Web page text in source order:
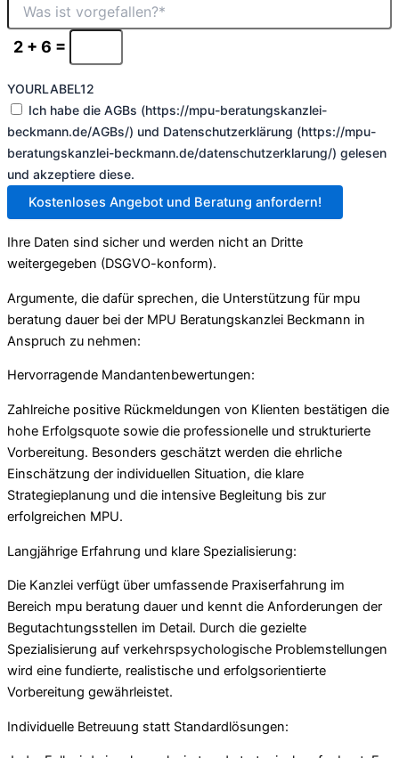
2 + 6 =
YOURLABEL12
Ich habe die AGBs (https://mpu-beratungskanzlei-
beckmann.de/AGBs/) und Datenschutzerklärung (https://mpu-
beratungskanzlei-beckmann.de/datenschutzerklarung/) gelesen
und akzeptiere diese.
Kostenloses Angebot und Beratung anfordern!
Ihre Daten sind sicher und werden nicht an Dritte
weitergegeben (DSGVO-konform).
Argumente, die dafür sprechen, die Unterstützung für mpu
beratung dauer bei der MPU Beratungskanzlei Beckmann in
Anspruch zu nehmen:
Hervorragende Mandantenbewertungen:
Zahlreiche positive Rückmeldungen von Klienten bestätigen die
hohe Erfolgsquote sowie die professionelle und strukturierte
Vorbereitung. Besonders geschätzt werden die ehrliche
Einschätzung der individuellen Situation, die klare
Strategieplanung und die intensive Begleitung bis zur
erfolgreichen MPU.
Langjährige Erfahrung und klare Spezialisierung:
Die Kanzlei verfügt über umfassende Praxiserfahrung im
Bereich mpu beratung dauer und kennt die Anforderungen der
Begutachtungsstellen im Detail. Durch die gezielte
Spezialisierung auf verkehrspsychologische Problemstellungen
wird eine fundierte, realistische und erfolgsorientierte
Vorbereitung gewährleistet.
Individuelle Betreuung statt Standardlösungen: